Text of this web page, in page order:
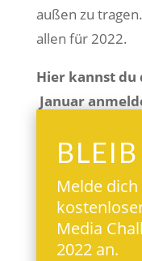
außen zu
allen für 2022.
Hier kannst du
Januar
Melde
Media
2022 an.